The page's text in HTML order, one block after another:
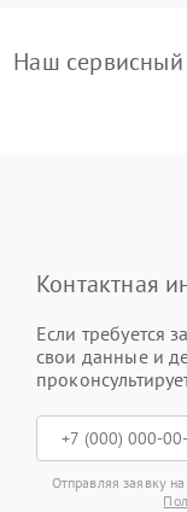
Наш
Контактная
Если требуется
свои данные и
Отправляя заявку